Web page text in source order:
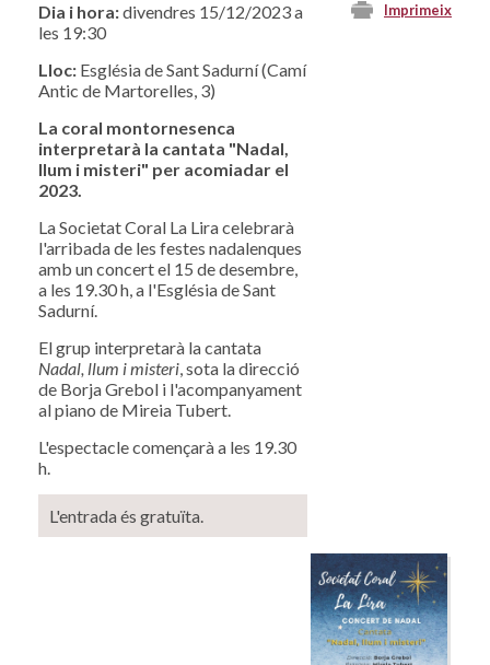
Imprimeix
Dia i hora:divendres 15/12/2023 a
les 19:30
Lloc: Església de Sant Sadurní (Camí
Antic de Martorelles, 3)
La coral montornesenca
interpretarà la cantata "Nadal,
llum i misteri" per acomiadar el
2023.
La Societat Coral La Lira celebrarà
l'arribada de les festes nadalenques
amb un concert el 15 de desembre,
a les 19.30 h, a l'Església de Sant
Sadurní.
El grup interpretarà la cantata
Nadal, llum i misteri, sota la direcció
de Borja Grebol i l'acompanyament
al piano de Mireia Tubert.
L'espectacle començarà a les 19.30
h.
L'entrada és gratuïta.